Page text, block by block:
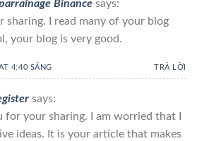
Binance says:
sharing. I read many of your blog
your blog is very good.
4:40 SÁNG TRẢ LỜI
says:
for your sharing. I am worried that I
ideas. It is your article that makes